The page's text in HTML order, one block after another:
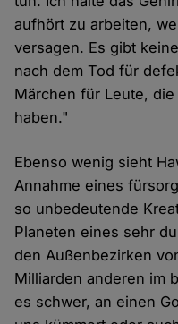
aufhört zu arbeiten,
versagen. Es gibt
nach dem Tod für
Märchen für Leute,
haben."
Ebenso wenig sieht
Annahme eines
so unbedeutende
Planeten eines sehr
den Außenbezirken
Milliarden anderen im
es schwer, an einen